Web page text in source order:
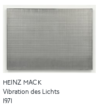
HEINZ MACK
Vibration des Lichts
1971